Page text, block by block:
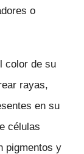
o
color de su
rayas,
en su
células
pigmentos y